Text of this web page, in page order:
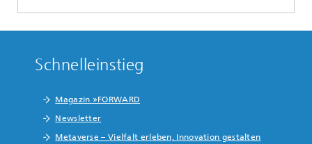
Schnelleinstieg
Magazin »FORWARD
Newsletter
Metaverse – Vielfalt erleben, Innovation gestalten